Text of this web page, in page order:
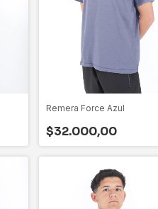
Remera Force Azul
$32.000,00